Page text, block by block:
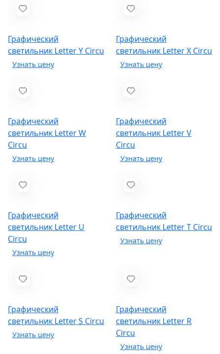
Графический
светильник Letter Y Circu
Графический
светильник Letter X Circu
Графический
светильник Letter W
Circu
Графический
светильник Letter V
Circu
Графический
светильник Letter U
Circu
Графический
светильник Letter T Circu
Графический
светильник Letter S Circu
Графический
светильник Letter R
Circu